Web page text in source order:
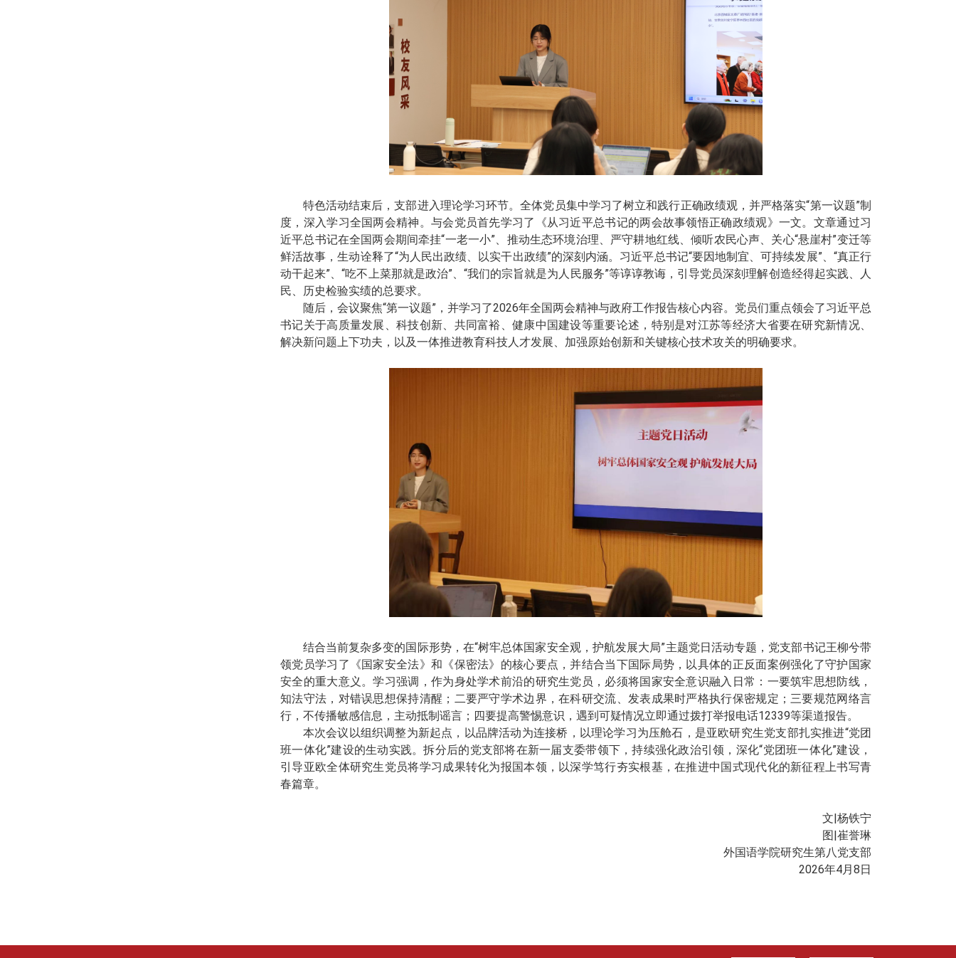
特色活动结束后，支部进入理论学习环节。全体党员集中学习了树立和践行正确政绩观，并严格落实“第一议题”制
度，深入学习全国两会精神。与会党员首先学习了《从习近平总书记的两会故事领悟正确政绩观》一文。文章通过习
近平总书记在全国两会期间牵挂“一老一小”、推动生态环境治理、严守耕地红线、倾听农民心声、关心“悬崖村”变迁等
鲜活故事，生动诠释了“为人民出政绩、以实干出政绩”的深刻内涵。习近平总书记“要因地制宜、可持续发展”、“真正行
动干起来”、“吃不上菜那就是政治”、“我们的宗旨就是为人民服务”等谆谆教诲，引导党员深刻理解创造经得起实践、人
民、历史检验实绩的总要求。
随后，会议聚焦“第一议题”，并学习了2026年全国两会精神与政府工作报告核心内容。党员们重点领会了习近平总
书记关于高质量发展、科技创新、共同富裕、健康中国建设等重要论述，特别是对江苏等经济大省要在研究新情况、
解决新问题上下功夫，以及一体推进教育科技人才发展、加强原始创新和关键核心技术攻关的明确要求。
结合当前复杂多变的国际形势，在“树牢总体国家安全观，护航发展大局”主题党日活动专题，党支部书记王柳兮带
领党员学习了《国家安全法》和《保密法》的核心要点，并结合当下国际局势，以具体的正反面案例强化了守护国家
安全的重大意义。学习强调，作为身处学术前沿的研究生党员，必须将国家安全意识融入日常：一要筑牢思想防线，
知法守法，对错误思想保持清醒；二要严守学术边界，在科研交流、发表成果时严格执行保密规定；三要规范网络言
行，不传播敏感信息，主动抵制谣言；四要提高警惕意识，遇到可疑情况立即通过拨打举报电话12339等渠道报告。
本次会议以组织调整为新起点，以品牌活动为连接桥，以理论学习为压舱石，是亚欧研究生党支部扎实推进“党团
班一体化”建设的生动实践。拆分后的党支部将在新一届支委带领下，持续强化政治引领，深化“党团班一体化”建设，
引导亚欧全体研究生党员将学习成果转化为报国本领，以深学笃行夯实根基，在推进中国式现代化的新征程上书写青
春篇章。
文|杨铁宁
图|崔誉琳
外国语学院研究生第八党支部
2026年4月8日